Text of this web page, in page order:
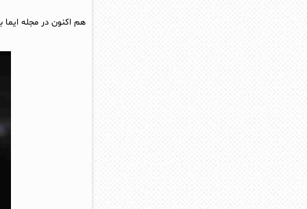
هم اکنون در مجله